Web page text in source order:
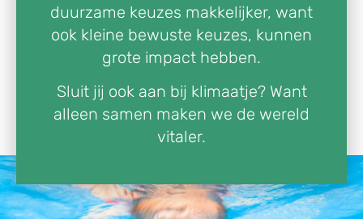
duurzame keuzes makkelijker, want
ook kleine bewuste keuzes, kunnen
grote impact hebben.
Sluit jij ook aan bij klimaatje? Want
alleen samen maken we de wereld
vitaler.